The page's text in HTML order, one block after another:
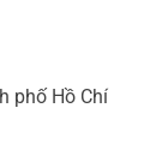
phố Hồ Chí